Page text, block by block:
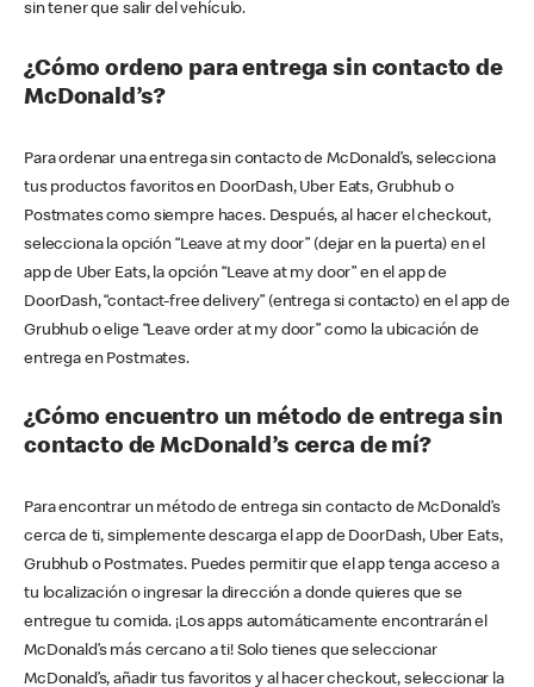
sin tener que salir del vehículo.
¿Cómo ordeno para entrega sin contacto de
McDonald’s?
Para ordenar una entrega sin contacto de McDonald’s, selecciona
tus productos favoritos en DoorDash, Uber Eats, Grubhub o
Postmates como siempre haces. Después, al hacer el checkout,
selecciona la opción “Leave at my door” (dejar en la puerta) en el
app de Uber Eats, la opción “Leave at my door” en el app de
DoorDash, “contact-free delivery” (entrega si contacto) en el app de
Grubhub o elige “Leave order at my door” como la ubicación de
entrega en Postmates.
¿Cómo encuentro un método de entrega sin
contacto de McDonald’s cerca de mí?
Para encontrar un método de entrega sin contacto de McDonald’s
cerca de ti, simplemente descarga el app de DoorDash, Uber Eats,
Grubhub o Postmates. Puedes permitir que el app tenga acceso a
tu localización o ingresar la dirección a donde quieres que se
entregue tu comida. ¡Los apps automáticamente encontrarán el
McDonald’s más cercano a ti! Solo tienes que seleccionar
McDonald’s, añadir tus favoritos y al hacer checkout, seleccionar la